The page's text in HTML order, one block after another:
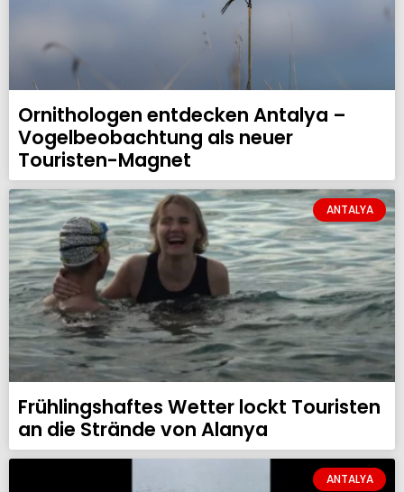
Ornithologen entdecken Antalya –
Vogelbeobachtung als neuer
Touristen-Magnet
ANTALYA
Frühlingshaftes Wetter lockt Touristen
an die Strände von Alanya
ANTALYA